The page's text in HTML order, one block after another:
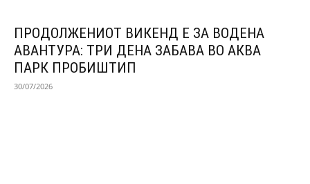
ПРОДОЛЖЕНИОТ ВИКЕНД Е ЗА ВОДЕНА
АВАНТУРА: ТРИ ДЕНА ЗАБАВА ВО АКВА
ПАРК ПРОБИШТИП
30/07/2026